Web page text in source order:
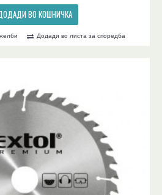
ВО КОШНИЧКА
Додади во листа за споредба